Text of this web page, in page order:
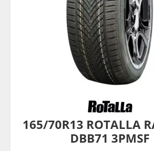
165/70R13 ROTALLA
DBB71 3PMSF